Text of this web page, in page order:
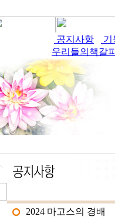
공지사항
기
우리들의책갈
공지사항
기
우리들의책갈
2024 마고스의 경배